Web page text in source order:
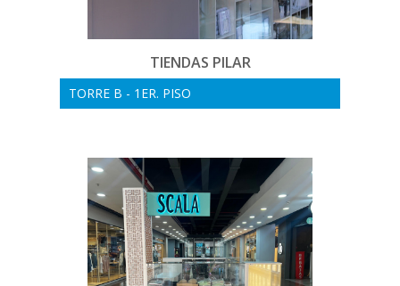
TIENDAS PILAR
TORRE B - 1ER. PISO